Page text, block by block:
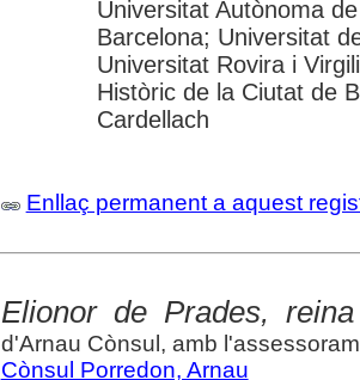
Universitat Autònoma
Barcelona; Universitat
Universitat Rovira i
Històric de la Ciutat de
Cardellach
Enllaç permanent a aquest
Elionor de Prades,
d'Arnau Cònsul, amb
Cònsul Porredon, Arnau